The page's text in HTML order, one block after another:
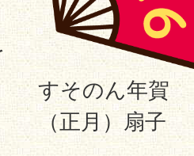
すそのん年賀
（正月）扇子